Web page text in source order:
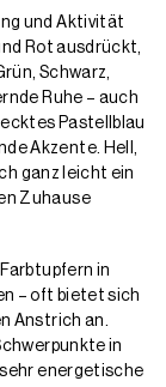
und Aktivität
Rot ausdrückt,
Schwarz,
Ruhe – auch
Pastellblau
Akzente. Hell,
ganz leicht ein
Zuhause
in
– oft bietet sich
Anstrich an.
in
sehr energetische